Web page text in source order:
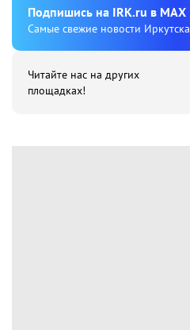
Подпишиcь на IRK.ru в MAX
Cамые свежие новости Иркутска
Читайте нас на других
площадках!